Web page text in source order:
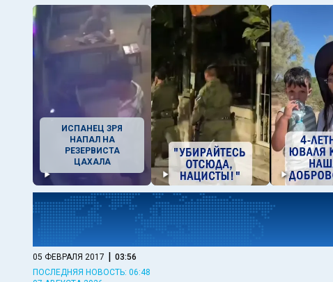
ИСПАНЕЦ ЗРЯ
НАПАЛ НА
РЕЗЕРВИСТА
ЦАХАЛА
05 ФЕВРАЛЯ 2017 | 03:56
ПОСЛЕДНЯЯ НОВОСТЬ: 06:48